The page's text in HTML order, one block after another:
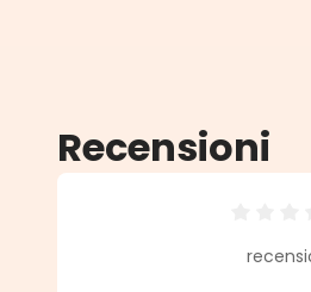
Recensioni